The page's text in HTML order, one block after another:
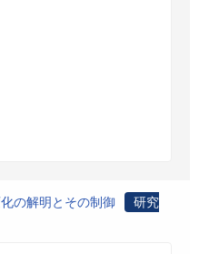
の解明とその制御
研究